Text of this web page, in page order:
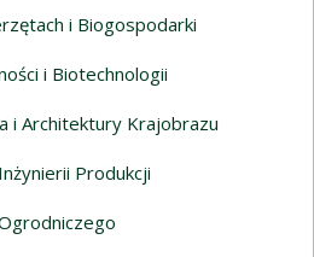
i Biogospodarki
i Biotechnologii
i Architektury Krajobrazu
Produkcji